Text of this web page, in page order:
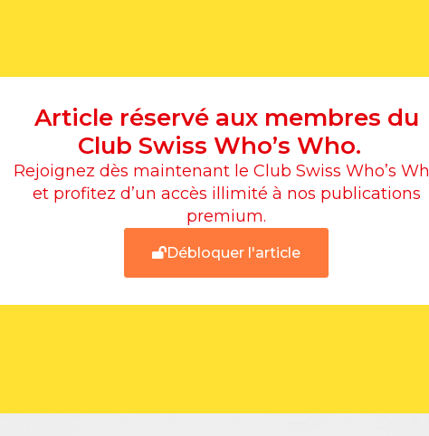
Article réservé aux membres du
Club Swiss Who’s Who.
Rejoignez dès maintenant le Club Swiss Who’s
et profitez d’un accès illimité à nos publications
premium.
Débloquer l'article